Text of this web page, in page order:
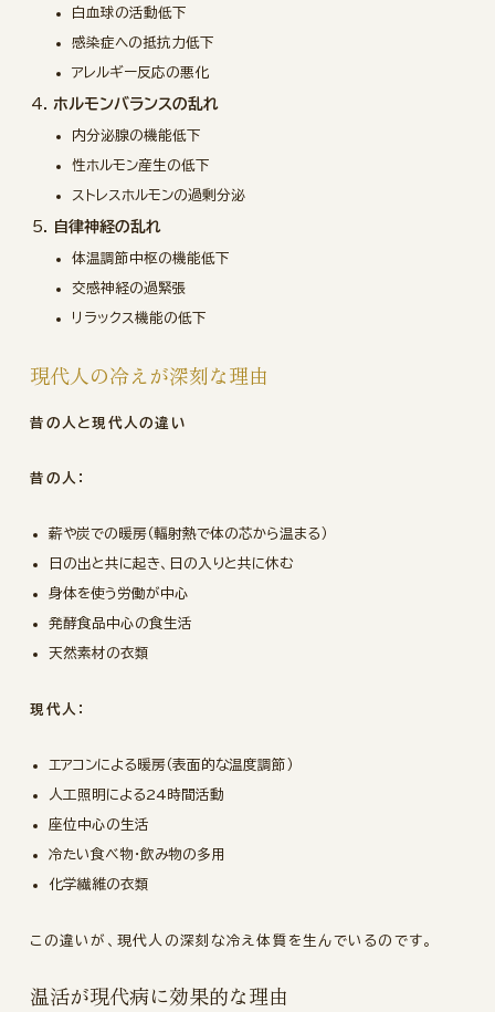
白血球の活動低下
感染症への抵抗力低下
アレルギー反応の悪化
ホルモンバランスの乱れ
内分泌腺の機能低下
性ホルモン産生の低下
ストレスホルモンの過剰分泌
自律神経の乱れ
体温調節中枢の機能低下
交感神経の過緊張
リラックス機能の低下
現代人の冷えが深刻な理由
昔の人と現代人の違い
昔の人：
薪や炭での暖房（輻射熱で体の芯から温まる）
日の出と共に起き、日の入りと共に休む
身体を使う労働が中心
発酵食品中心の食生活
天然素材の衣類
現代人：
エアコンによる暖房（表面的な温度調節）
人工照明による24時間活動
座位中心の生活
冷たい食べ物・飲み物の多用
化学繊維の衣類
この違いが、現代人の深刻な冷え体質を生んでいるのです。
温活が現代病に効果的な理由